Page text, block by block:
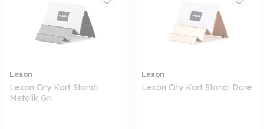
Lexon
Lexon City Kart Standı
Metalik Gri
Lexon
Lexon City Kart Standı Dore